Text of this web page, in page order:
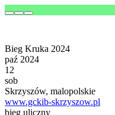
Bieg Kruka 2024
paź 2024
12
sob
Skrzyszów, malopolskie
www.gckib-skrzyszow.pl
bieg uliczny